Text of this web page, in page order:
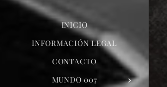
INICIO
INFORMACIÓN LEGAL
CONTACTO
MUNDO 007